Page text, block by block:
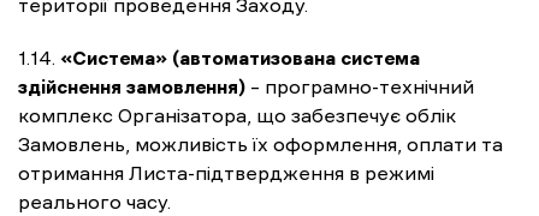
території проведення Заходу.
1.14. «Система» (автоматизована система
здійснення замовлення) – програмно-технічний
комплекс Організатора, що забезпечує облік
Замовлень, можливість їх оформлення, оплати та
отримання Листа-підтвердження в режимі
реального часу.